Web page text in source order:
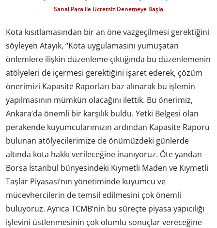
Sanal Para ile Ücretsiz Denemeye Başla
Kota kısıtlamasından bir an öne vazgeçilmesi gerektiğini
söyleyen Atayık, “Kota uygulamasını yumuşatan
önlemlere ilişkin düzenleme çıktığında bu düzenlemenin
atölyeleri de içermesi gerektiğini işaret ederek, çözüm
önerimizi Kapasite Raporları baz alınarak bu işlemin
yapılmasının mümkün olacağını ilettik. Bu önerimiz,
Ankara’da önemli bir karşılık buldu. Yetki Belgesi olan
perakende kuyumcularımızın ardından Kapasite Raporu
bulunan atölyecilerimize de önümüzdeki günlerde
altında kota hakkı verileceğine inanıyoruz. Öte yandan
Borsa İstanbul bünyesindeki Kıymetli Maden ve Kıymetli
Taşlar Piyasası’nın yönetiminde kuyumcu ve
mücevhercilerin de temsil edilmesini çok önemli
buluyoruz. Ayrıca TCMB’nin bu süreçte piyasa yapıcılığı
işlevini üstlenmesinin çok olumlu sonuçlar vereceğine